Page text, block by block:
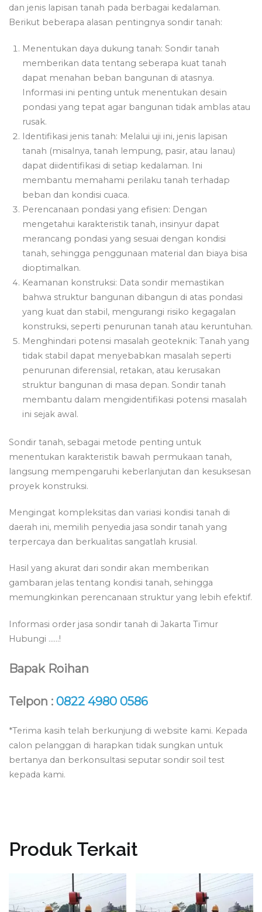
dan jenis lapisan tanah pada berbagai kedalaman.
Berikut beberapa alasan pentingnya sondir tanah:
Menentukan daya dukung tanah: Sondir tanah
memberikan data tentang seberapa kuat tanah
dapat menahan beban bangunan di atasnya.
Informasi ini penting untuk menentukan desain
pondasi yang tepat agar bangunan tidak amblas atau
rusak.
Identifikasi jenis tanah: Melalui uji ini, jenis lapisan
tanah (misalnya, tanah lempung, pasir, atau lanau)
dapat diidentifikasi di setiap kedalaman. Ini
membantu memahami perilaku tanah terhadap
beban dan kondisi cuaca.
Perencanaan pondasi yang efisien: Dengan
mengetahui karakteristik tanah, insinyur dapat
merancang pondasi yang sesuai dengan kondisi
tanah, sehingga penggunaan material dan biaya bisa
dioptimalkan.
Keamanan konstruksi: Data sondir memastikan
bahwa struktur bangunan dibangun di atas pondasi
yang kuat dan stabil, mengurangi risiko kegagalan
konstruksi, seperti penurunan tanah atau keruntuhan.
Menghindari potensi masalah geoteknik: Tanah yang
tidak stabil dapat menyebabkan masalah seperti
penurunan diferensial, retakan, atau kerusakan
struktur bangunan di masa depan. Sondir tanah
membantu dalam mengidentifikasi potensi masalah
ini sejak awal.
Sondir tanah, sebagai metode penting untuk
menentukan karakteristik bawah permukaan tanah,
langsung mempengaruhi keberlanjutan dan kesuksesan
proyek konstruksi.
Mengingat kompleksitas dan variasi kondisi tanah di
daerah ini, memilih penyedia jasa sondir tanah yang
terpercaya dan berkualitas sangatlah krusial.
Hasil yang akurat dari sondir akan memberikan
gambaran jelas tentang kondisi tanah, sehingga
memungkinkan perencanaan struktur yang lebih efektif.
Informasi order jasa sondir tanah di Jakarta Timur
Hubungi ……!
Bapak Roihan
Telpon : 0822 4980 0586
*Terima kasih telah berkunjung di website kami. Kepada
calon pelanggan di harapkan tidak sungkan untuk
bertanya dan berkonsultasi seputar sondir soil test
kepada kami.
Produk Terkait